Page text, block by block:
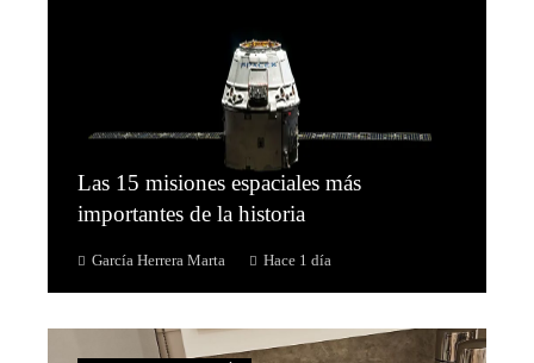
Las 15 misiones espaciales más
importantes de la historia
García Herrera Marta Hace 1 día